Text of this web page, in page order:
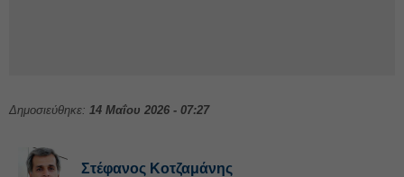
Δημοσιεύθηκε: 14 Μαΐου 2026 - 07:27
Στέφανος Kοτζαμάνης